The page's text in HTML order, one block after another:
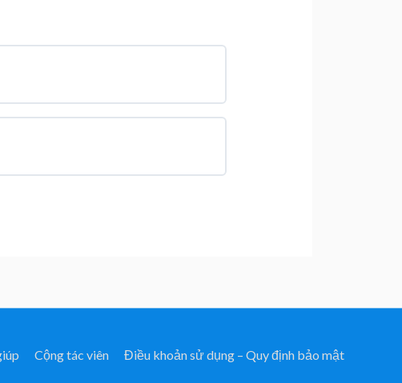
Cộng tác viên Điều khoản sử dụng – Quy định bảo mật